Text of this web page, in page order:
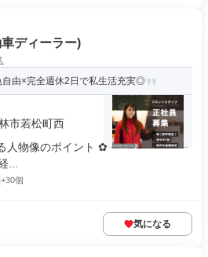
ディーラー)
自由×完全週休2日で私生活充実◎
市若松町西
る人物像のポイント ✿ ┈┈┈┈┈┈┈
+30個
気になる